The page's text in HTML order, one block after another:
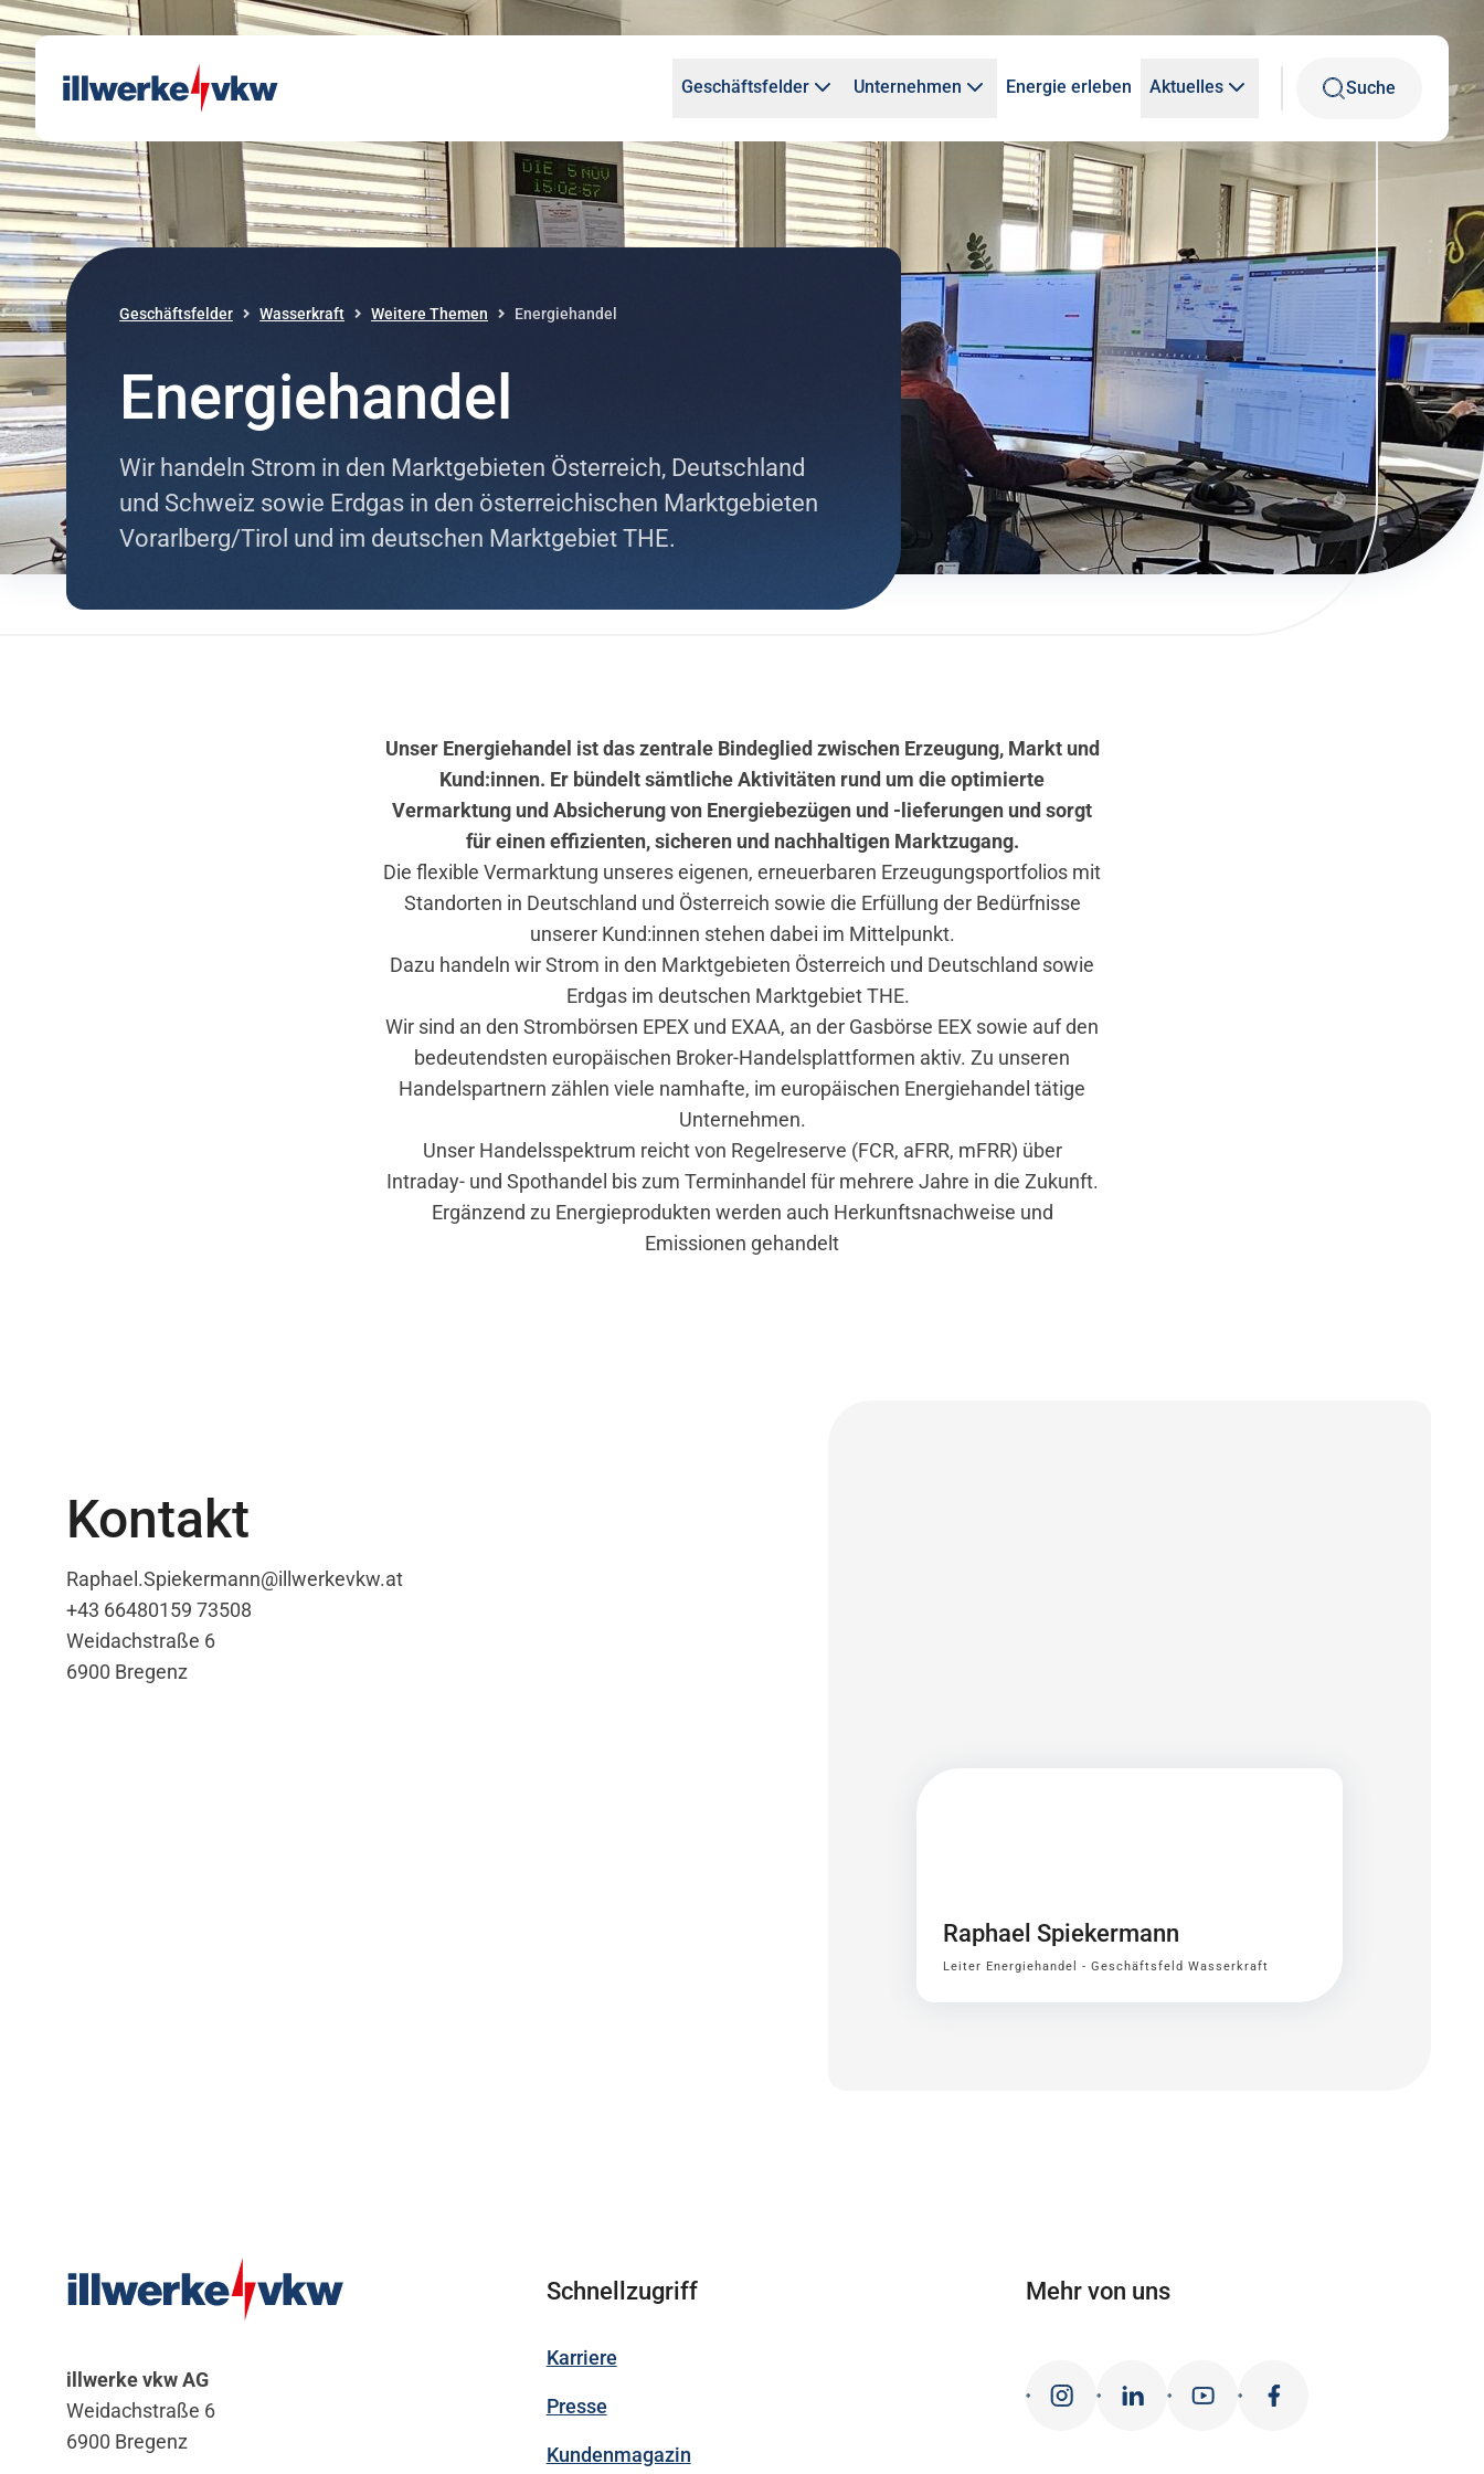
Direkt zum Inhalt
Direkt zur Navigation
Geschäftsfelder Unternehmen Energie erleben Aktuelles Suche
Geschäftsfelder Wasserkraft Weitere Themen Energiehandel
Energiehandel
Wir handeln Strom in den Marktgebieten Österreich, Deutschland
und Schweiz sowie Erdgas in den österreichischen Marktgebieten
Vorarlberg/Tirol und im deutschen Marktgebiet THE.
Unser Energiehandel ist das zentrale Bindeglied zwischen Erzeugung, Markt und
Kund:innen. Er bündelt sämtliche Aktivitäten rund um die optimierte
Vermarktung und Absicherung von Energiebezügen und -lieferungen und sorgt
für einen effizienten, sicheren und nachhaltigen Marktzugang.
Die flexible Vermarktung unseres eigenen, erneuerbaren Erzeugungsportfolios mit
Standorten in Deutschland und Österreich sowie die Erfüllung der Bedürfnisse
unserer Kund:innen stehen dabei im Mittelpunkt.
Dazu handeln wir Strom in den Marktgebieten Österreich und Deutschland sowie
Erdgas im deutschen Marktgebiet THE.
Wir sind an den Strombörsen EPEX und EXAA, an der Gasbörse EEX sowie auf den
bedeutendsten europäischen Broker-Handelsplattformen aktiv. Zu unseren
Handelspartnern zählen viele namhafte, im europäischen Energiehandel tätige
Unternehmen.
Unser Handelsspektrum reicht von Regelreserve (FCR, aFRR, mFRR) über
Intraday- und Spothandel bis zum Terminhandel für mehrere Jahre in die Zukunft.
Ergänzend zu Energieprodukten werden auch Herkunftsnachweise und
Emissionen gehandelt
Kontakt
Raphael.Spiekermann@illwerkevkw.at
+43 66480159 73508
Weidachstraße 6
6900 Bregenz
Raphael Spiekermann
Leiter Energiehandel - Geschäftsfeld Wasserkraft
illwerke vkw AG
Weidachstraße 6
6900 Bregenz
Schnellzugriff
Karriere
Presse
Kundenmagazin
Mehr von uns